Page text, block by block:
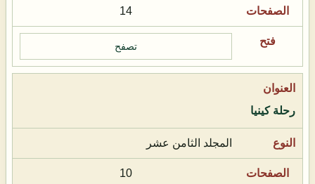
14
تصفح
رحلة كينيا
المجلد الثامن عشر
10